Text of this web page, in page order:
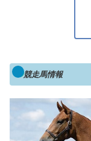
競走馬情報